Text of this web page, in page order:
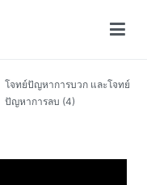
โจทย์ปัญหาการบวก และโจทย์
ปัญหาการลบ (4)